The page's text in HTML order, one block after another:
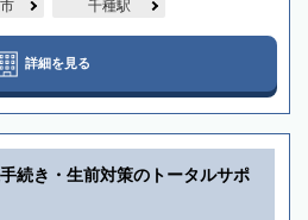
千種駅
詳細を見る
続き・生前対策のトータルサポ